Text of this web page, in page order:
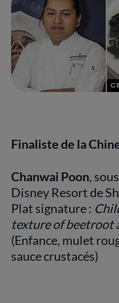
Finaliste de la
Chanwai Poon,
Disney Resort de
Plat signature :
texture of beetroot
(Enfance, mulet
sauce crustacés)